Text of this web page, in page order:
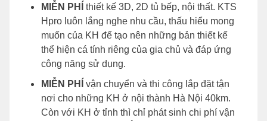
MIỄN PHÍ thiết kế 3D, 2D tủ bếp, nội thất. KTS
Hpro luôn lắng nghe nhu cầu, thấu hiểu mong
muốn của KH để tạo nên những bản thiết kế
thể hiện cá tính riêng của gia chủ và đáp ứng
công năng sử dụng.
MIỄN PHÍ
vận chuyển và thi công lắp đặt tận
nơi cho những KH ở nội thành Hà Nội 40km.
Còn với KH ở tỉnh thì chỉ phát sinh chi phí vận